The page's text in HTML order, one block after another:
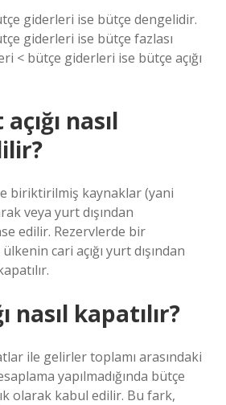
giderleri ise bütçe dengelidir.
giderleri ise bütçe fazlası
< bütçe giderleri ise bütçe açığı
nasıl
biriktirilmiş kaynaklar (yani
veya yurt dışından
edilir. Rezervlerde bir
cari açığı yurt dışından
nasıl kapatılır?
ile gelirler toplamı arasındaki
yapılmadığında bütçe
olarak kabul edilir. Bu fark,